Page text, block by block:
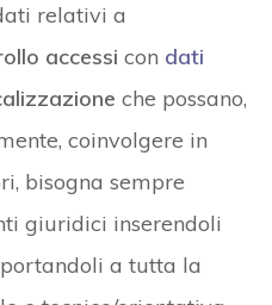
relativi a
accessi con dati
che possano,
coinvolgere in
bisogna sempre
giuridici inserendoli
a tutta la